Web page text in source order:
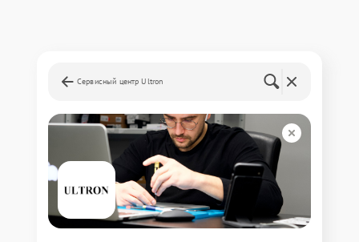
Сервисный центр Ultron